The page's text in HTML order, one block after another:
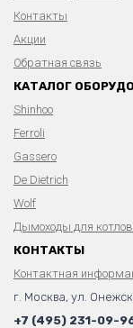
Контакты
Акции
Обратная связь
КАТАЛОГ
Shinhoo
Ferroli
Gassero
De Dietrich
Wolf
Дымоходы для котлов
КОНТАКТЫ
Контактная
г. Москва, ул.
+7 (495) 231-09-